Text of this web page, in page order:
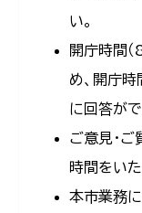
い。
開庁時間
め、開庁
に回答がで
ご意見・
時間をい
本市業務